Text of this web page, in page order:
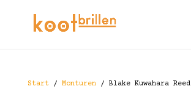
Start/ Monturen/ Blake Kuwahara Reed